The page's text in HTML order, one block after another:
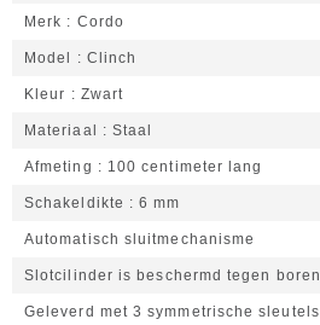
Merk Cordo
Model Clinch
Kleur Zwart
Materiaal Staal
Afmeting 100 centimeter lang
Schakeldikte 6 mm
Automatisch sluitmechanisme
Slotcilinder is beschermd tegen boren
Geleverd met 3 symmetrische sleutels